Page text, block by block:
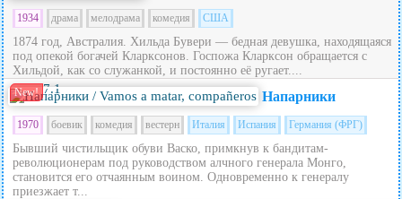
1934 драма мелодрама комедия США
1874 год, Австралия. Хильда Бувери — бедная девушка, находящаяся
под опекой богачей Кларксонов. Госпожа Кларксон обращается с
Хильдой, как со служанкой, и постоянно её ругает....
New! 7.1 Напарники
1970 боевик комедия вестерн Италия Испания Германия (ФРГ)
Бывший чистильщик обуви Васко, примкнув к бандитам-
революционерам под руководством алчного генерала Монго,
становится его отчаянным воином. Одновременно к генералу
приезжает т...